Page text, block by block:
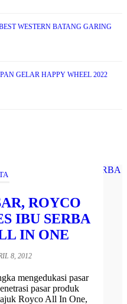
WESTERN BATANG GARING
GELAR HAPPY WHEEL 2022
ROYCO
IBU SERBA
IN ONE
8, 2012
mengedukasi pasar
pasar produk
Royco All In One,